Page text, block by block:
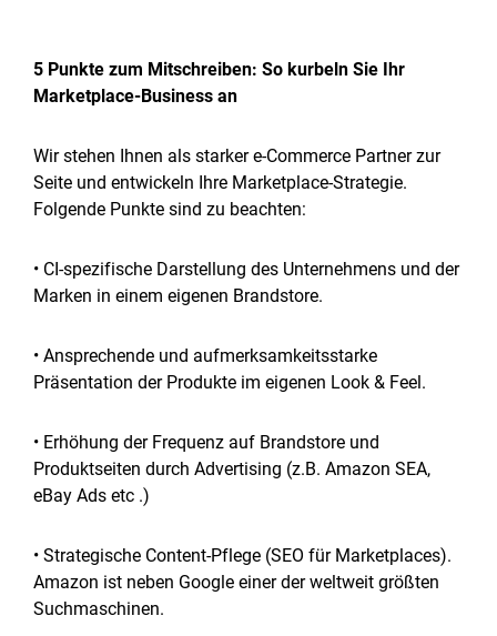
5 Punkte zum Mitschreiben: So kurbeln Sie Ihr
Marketplace-Business an
Wir stehen Ihnen als starker e-Commerce Partner zur
Seite und entwickeln Ihre Marketplace-Strategie.
Folgende Punkte sind zu beachten:
• CI-spezifische Darstellung des Unternehmens und der
Marken in einem eigenen Brandstore.
• Ansprechende und aufmerksamkeitsstarke
Präsentation der Produkte im eigenen Look & Feel.
• Erhöhung der Frequenz auf Brandstore und
Produktseiten durch Advertising (z.B. Amazon SEA,
eBay Ads etc .)
• Strategische Content-Pflege (SEO für Marketplaces).
Amazon ist neben Google einer der weltweit größten
Suchmaschinen.